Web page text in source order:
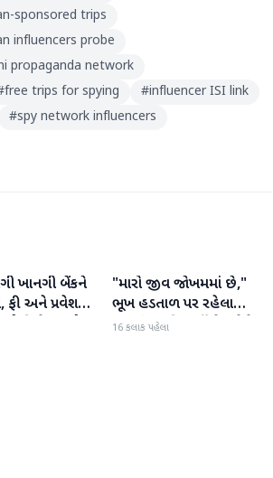
sponsored trips
influencers probe
propaganda network
free trips for spying #influencer ISI link
#spy network influencers
ખાનગી બેંકને
ફી અને પ્રવેશ
વિશે જાણો
રાષ્ટ્રીય
"મારો જીવ જોખમમાં છે,"
ભૂખ હડતાળ પર રહેલા
ઝારખંડના વિદ્યાર્થી નેતા દેવેન્દ્ર
16 કલાક પહેલા